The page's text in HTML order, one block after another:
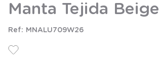
Manta Tejida Beige
MNALU709W26
3 .
zapatillas
4
body